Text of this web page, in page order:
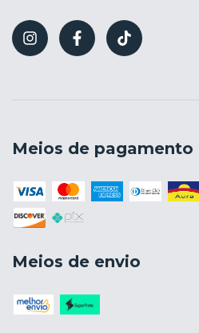
Meios de pagamento
Meios de envio